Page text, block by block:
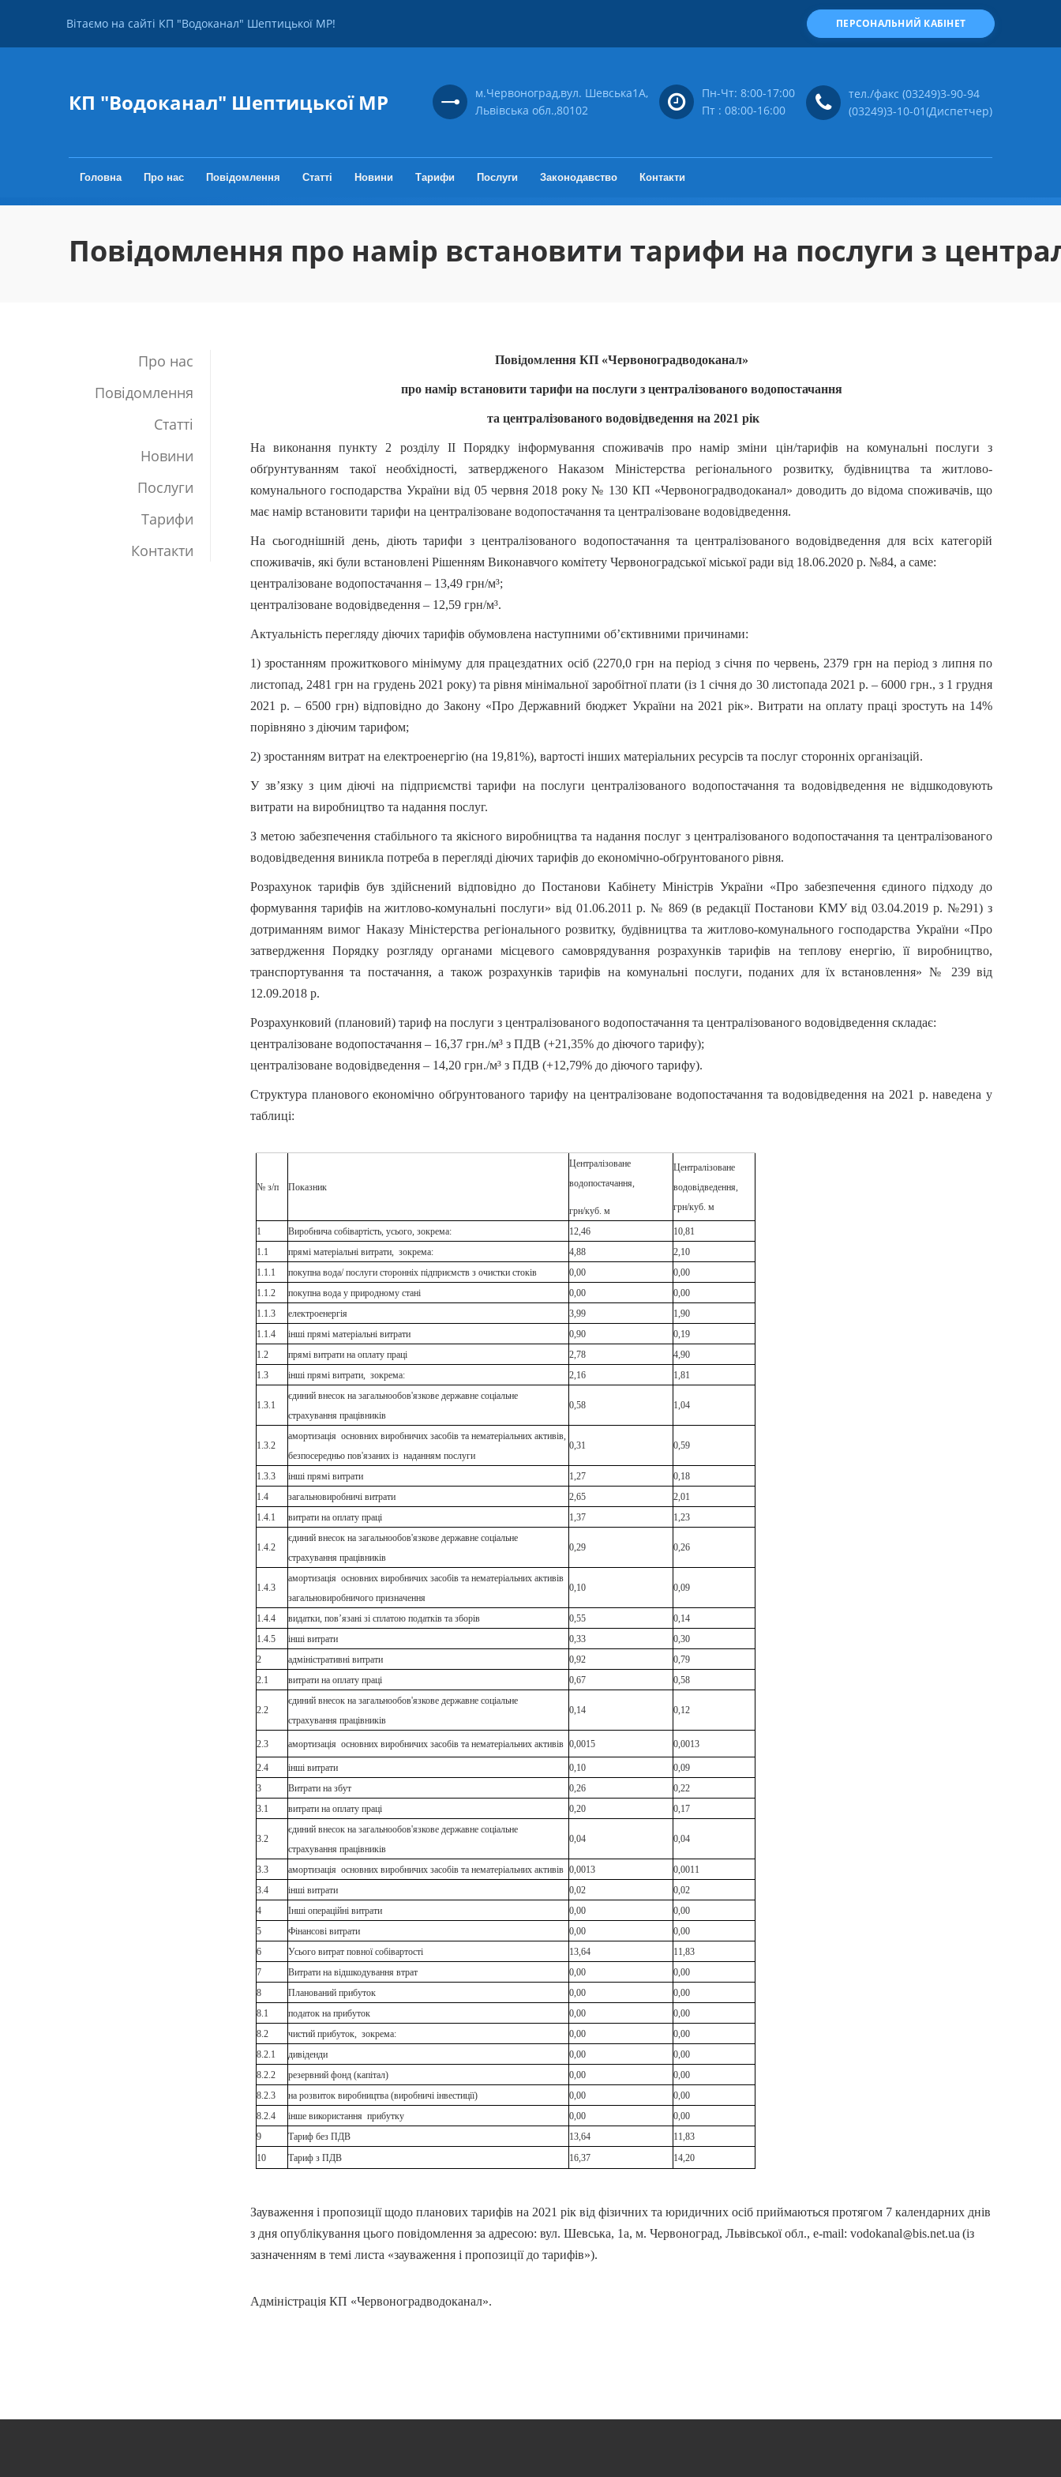
КП "Водоканал" Шептицької МР
м.Червоноград,вул. Шевська1А,
Львівська обл.,80102
Пн-Чт: 8:00-17:00
Пт : 08:00-16:00
тел./факс (03249)3-90-94
(03249)3-10-01(Диспетчер)
Головна Про нас Повідомлення Статті Новини Тарифи Послуги Законодавство Контакти
Вітаємо на сайті КП "Водоканал" Шептицької МР! ПЕРСОНАЛЬНИЙ КАБІНЕТ
Повідомлення про намір встановити тарифи на послуги з
Про нас
Повідомлення
Статті
Новини
Послуги
Тарифи
Контакти
Повідомлення КП «Червоноградводоканал»
про намір встановити тарифи на послуги з централізованого водопостачання
та централізованого водовідведення на 2021 рік
На виконання пункту 2 розділу ІІ Порядку інформування споживачів про намір зміни цін/тарифів на комунальні послуги з
обґрунтуванням такої необхідності, затвердженого Наказом Міністерства регіонального розвитку, будівництва та житлово-
комунального господарства України від 05 червня 2018 року № 130 КП «Червоноградводоканал» доводить до відома споживачів, що
має намір встановити тарифи на централізоване водопостачання та централізоване водовідведення.
На сьогоднішній день, діють тарифи з централізованого водопостачання та централізованого водовідведення для всіх категорій
споживачів, які були встановлені Рішенням Виконавчого комітету Червоноградської міської ради від 18.06.2020 р. №84, а саме:
централізоване водопостачання – 13,49 грн/м³;
централізоване водовідведення – 12,59 грн/м³.
Актуальність перегляду діючих тарифів обумовлена наступними об’єктивними причинами:
1) зростанням прожиткового мінімуму для працездатних осіб (2270,0 грн на період з січня по червень, 2379 грн на період з липня по
листопад, 2481 грн на грудень 2021 року) та рівня мінімальної заробітної плати (із 1 січня до 30 листопада 2021 р. – 6000 грн., з 1 грудня
2021 р. – 6500 грн) відповідно до Закону «Про Державний бюджет України на 2021 рік». Витрати на оплату праці зростуть на 14%
порівняно з діючим тарифом;
2) зростанням витрат на електроенергію (на 19,81%), вартості інших матеріальних ресурсів та послуг сторонніх організацій.
У зв’язку з цим діючі на підприємстві тарифи на послуги централізованого водопостачання та водовідведення не відшкодовують
витрати на виробництво та надання послуг.
З метою забезпечення стабільного та якісного виробництва та надання послуг з централізованого водопостачання та централізованого
водовідведення виникла потреба в перегляді діючих тарифів до економічно-обґрунтованого рівня.
Розрахунок тарифів був здійснений відповідно до Постанови Кабінету Міністрів України «Про забезпечення єдиного підходу до
формування тарифів на житлово-комунальні послуги» від 01.06.2011 р. № 869 (в редакції Постанови КМУ від 03.04.2019 р. №291) з
дотриманням вимог Наказу Міністерства регіонального розвитку, будівництва та житлово-комунального господарства України «Про
затвердження Порядку розгляду органами місцевого самоврядування розрахунків тарифів на теплову енергію, її виробництво,
транспортування та постачання, а також розрахунків тарифів на комунальні послуги, поданих для їх встановлення» № 239 від
12.09.2018 р.
Розрахунковий (плановий) тариф на послуги з централізованого водопостачання та централізованого водовідведення складає:
централізоване водопостачання – 16,37 грн./м³ з ПДВ (+21,35% до діючого тарифу);
централізоване водовідведення – 14,20 грн./м³ з ПДВ (+12,79% до діючого тарифу).
Структура планового економічно обґрунтованого тарифу на централізоване водопостачання та водовідведення на 2021 р. наведена у
таблиці:
№ з/п Показник
Централізоване
водопостачання,
грн/куб. м
Централізоване
водовідведення,
грн/куб. м
1 Виробнича собівартість, усього, зокрема: 12,46
10,81
1.1
прямі матеріальні витрати, зокрема: 4,88
2,10
1.1.1
покупна вода/ послуги сторонніх підприємств з очистки стоків 0,00
0,00
1.1.2
покупна вода у природному стані 0,00
0,00
1.1.3
електроенергія 3,99
1,90
1.1.4
інші прямі матеріальні витрати 0,90
0,19
1.2
прямі витрати на оплату праці 2,78
4,90
1.3
інші прямі витрати, зокрема: 2,16 1,81
1.3.1
єдиний внесок на загальнообов'язкове державне соціальне
страхування працівників
0,58 1,04
1.3.2
амортизація основних виробничих засобів та нематеріальних активів,
безпосередньо пов'язаних із наданням послуги
0,31 0,59
1.3.3 інші прямі витрати 1,27
0,18
1.4
загальновиробничі витрати 2,65
2,01
1.4.1
витрати на оплату праці 1,37 1,23
1.4.2
єдиний внесок на загальнообов'язкове державне соціальне
страхування працівників
0,29 0,26
1.4.3
амортизація основних виробничих засобів та нематеріальних активів
загальновиробничого призначення
0,10 0,09
1.4.4 видатки, пов’язані зі сплатою податків та зборів 0,55
0,14
1.4.5
інші витрати 0,33
0,30
2
адміністративні витрати 0,92
0,79
2.1
витрати на оплату праці 0,67 0,58
2.2
єдиний внесок на загальнообов'язкове державне соціальне
страхування працівників
0,14 0,12
2.3 амортизація основних виробничих засобів та нематеріальних активів 0,0015 0,0013
2.4 інші витрати 0,10
0,09
3
Витрати на збут 0,26
0,22
3.1
витрати на оплату праці 0,20 0,17
3.2
єдиний внесок на загальнообов'язкове державне соціальне
страхування працівників
0,04 0,04
3.3 амортизація основних виробничих засобів та нематеріальних активів 0,0013
0,0011
3.4
інші витрати 0,02
0,02
4
Інші операційні витрати 0,00
0,00
5
Фінансові витрати 0,00
0,00
6
Усього витрат повної собівартості 13,64
11,83
7
Витрати на відшкодування втрат 0,00
0,00
8
Планований прибуток 0,00
0,00
8.1
податок на прибуток 0,00
0,00
8.2
чистий прибуток, зокрема: 0,00
0,00
8.2.1
дивіденди 0,00
0,00
8.2.2
резервний фонд (капітал) 0,00
0,00
8.2.3
на розвиток виробництва (виробничі інвестиції) 0,00
0,00
8.2.4
інше використання прибутку 0,00
0,00
9
Тариф без ПДВ 13,64
11,83
10
Тариф з ПДВ 16,37 14,20
Зауваження і пропозиції щодо планових тарифів на 2021 рік від фізичних та юридичних осіб приймаються протягом 7 календарних днів
з дня опублікування цього повідомлення за адресою: вул. Шевська, 1а, м. Червоноград, Львівської обл., e-mail: vodokanal@bis.net.ua (із
зазначенням в темі листа «зауваження і пропозиції до тарифів»).
Адміністрація КП «Червоноградводоканал».